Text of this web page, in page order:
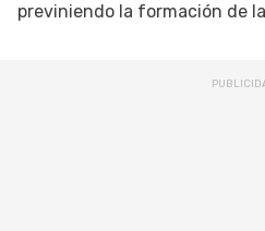
previniendo la formación de